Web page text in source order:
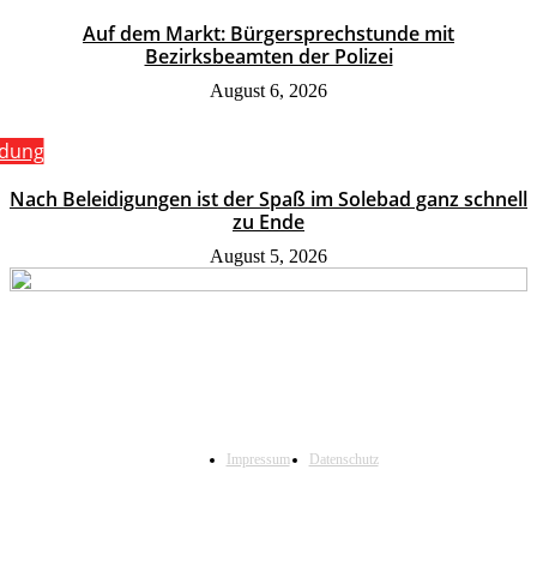
Auf dem Markt: Bürgersprechstunde mit
Bezirksbeamten der Polizei
August 6, 2026
Nach Beleidigungen ist der Spaß im Solebad ganz schnell
zu Ende
August 5, 2026
Impressum Datenschutz